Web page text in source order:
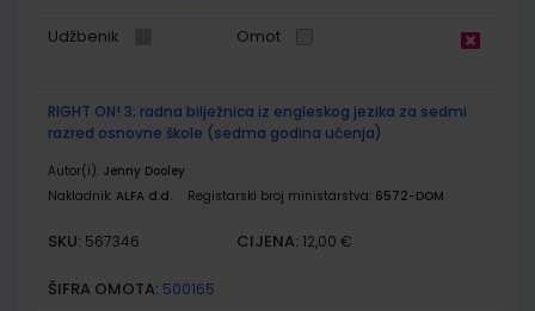
Udžbenik Omot
RIGHT ON! 3; radna bilježnica iz engleskog jezika za sedmi
razred osnovne škole (sedma godina učenja)
Autor(i): Jenny Dooley
Nakladnik: ALFA d.d. Registarski broj ministarstva: 6572-DOM
SKU: 567346 CIJENA: 12,00 €
ŠIFRA OMOTA: 500165